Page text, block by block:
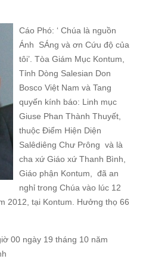
Cáo Phó: ‘ Chúa là nguồn
Ánh SÁng và ơn Cứu độ của
tôi’. Tòa Giám Mục Kontum,
Tỉnh Dòng Salesian Don
Bosco Việt Nam và Tang
quyến kính báo: Linh mục
Giuse Phan Thành Thuyết,
thuộc Điểm Hiện Diện
Salêdiêng Chư Prông và là
cha xứ Giáo xứ Thanh Bình,
Giáo phận Kontum, đã an
nghỉ trong Chúa vào lúc 12
2012, tại Kontum. Hưởng thọ 66
00 ngày 19 tháng 10 năm